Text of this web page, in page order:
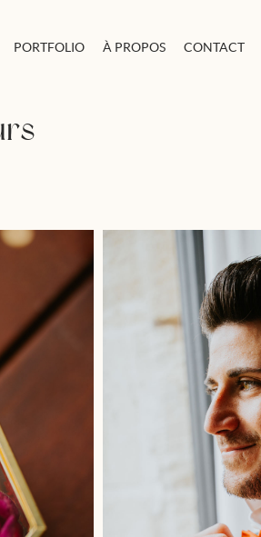
PORTFOLIO À PROPOS CONTACT